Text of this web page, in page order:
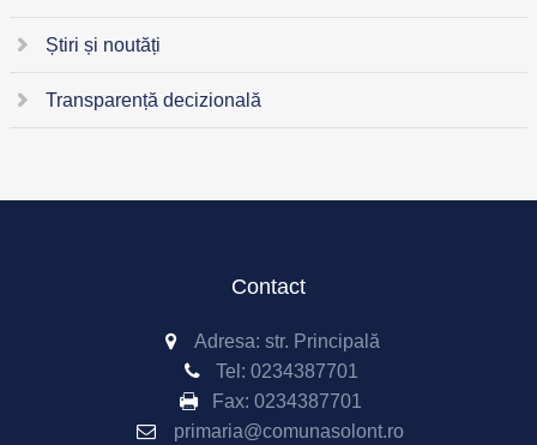
Știri și noutăți
Transparență decizională
Contact
Adresa: str. Principală
Tel: 0234387701
Fax: 0234387701
primaria@comunasolont.ro